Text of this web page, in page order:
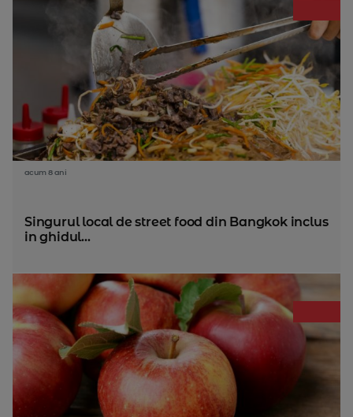
acum 8 ani
Singurul local de street food din Bangkok inclus
in ghidul...